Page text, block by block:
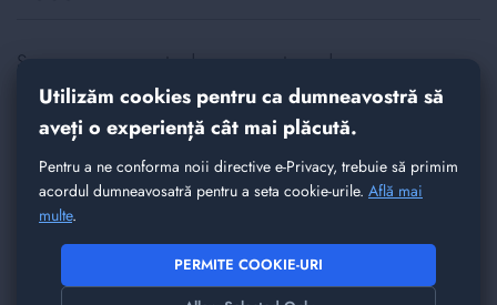
Utilizăm cookies pentru ca dumneavostră să
aveți o experiență cât mai plăcută.
Pentru a ne conforma noii directive e-Privacy, trebuie să primim
acordul dumneavosatră pentru a seta cookie-urile. Află mai
multe.
PERMITE COOKIE-URI
Spune-ne parerea ta despre acest produs
Intel Xeon Gold 6246 | 12 Core-uri @ 3.30GHz
(4.20GHz Boost, 165W TDP)
Nickname
Rezumat